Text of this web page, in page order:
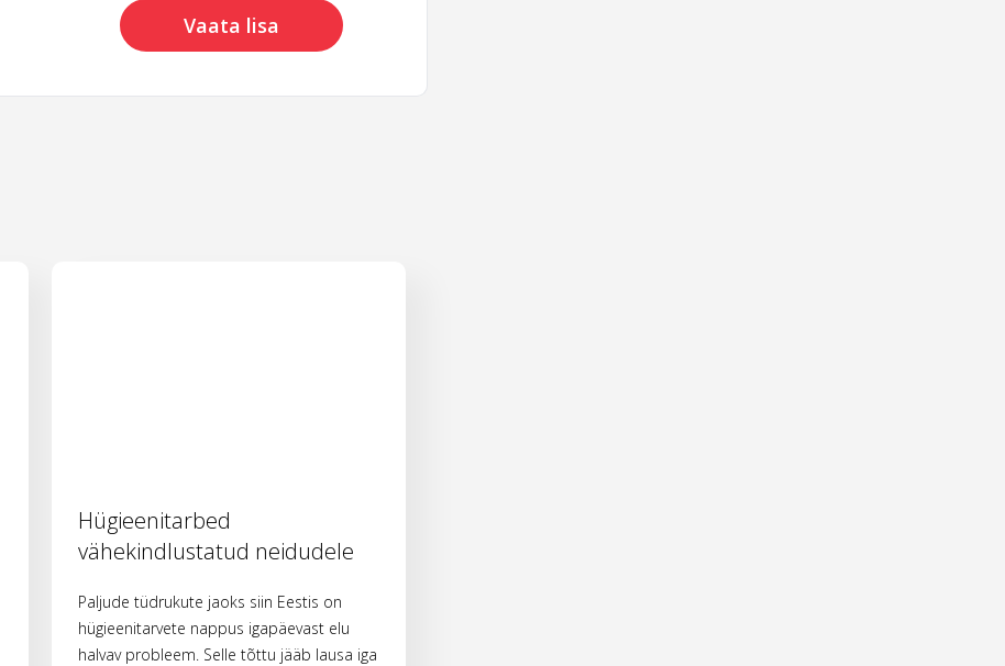
Vaata lisa
Hügieenitarbed
vähekindlustatud neidudele
Paljude tüdrukute jaoks siin Eestis on
hügieenitarvete nappus igapäevast elu
halvav probleem. Selle tõttu jääb lausa iga